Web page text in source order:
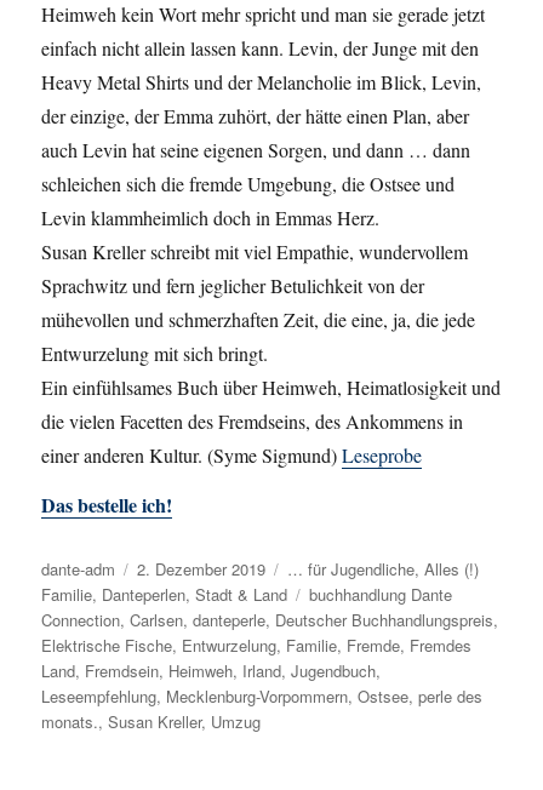
Heimweh kein Wort mehr spricht und man sie gerade jetzt
einfach nicht allein lassen kann. Levin, der Junge mit den
Heavy Metal Shirts und der Melancholie im Blick, Levin,
der einzige, der Emma zuhört, der hätte einen Plan, aber
auch Levin hat seine eigenen Sorgen, und dann … dann
schleichen sich die fremde Umgebung, die Ostsee und
Levin klammheimlich doch in Emmas Herz.
Susan Kreller schreibt mit viel Empathie, wundervollem
Sprachwitz und fern jeglicher Betulichkeit von der
mühevollen und schmerzhaften Zeit, die eine, ja, die jede
Entwurzelung mit sich bringt.
Ein einfühlsames Buch über Heimweh, Heimatlosigkeit und
die vielen Facetten des Fremdseins, des Ankommens in
einer anderen Kultur. (Syme Sigmund)Leseprobe
Das bestelle ich!
Autor
dante-adm
Veröffentlicht
am
2. Dezember 2019 Kategorien
… für Jugendliche,Alles (!)
Familie, Danteperlen,Stadt & Land Schlagwörter
buchhandlung Dante
Connection,Carlsen,danteperle, Deutscher Buchhandlungspreis,
Elektrische Fische, Entwurzelung, Familie, Fremde, Fremdes
Land, Fremdsein, Heimweh, Irland,Jugendbuch,
Leseempfehlung, Mecklenburg-Vorpommern,Ostsee,perle des
monats.,Susan Kreller, Umzug